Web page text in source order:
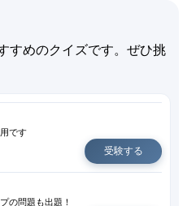
すめのクイズです。ぜひ挑
です
受験する
の問題も出題！